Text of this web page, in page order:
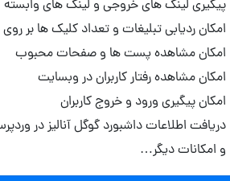
پیگیری لینک های خروجی و لینک های وابسته
امکان ردیابی تبلیغات و تعداد کلیک ها بر روی
امکان مشاهده پست ها و صفحات محبوب
امکان مشاهده رفتار کاربران در وبسایت
امکان پیگیری ورود و خروج کاربران
دریافت اطلاعات داشبورد گوگل آنالیز در
و امکانات دیگر…